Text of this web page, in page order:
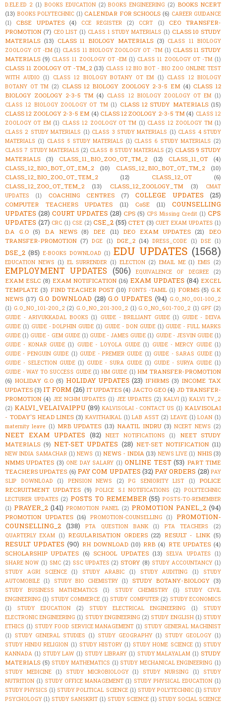
D.ELE.ED 2 (1) BOOKS EDUCATION (2) BOOKS ENGINEERING (2) BOOKS NCERT
(13) BOOKS POLYTECHNIC (1) CALENDAR FOR SCHOOLS (6) CAREER GUIDANCE
(1)
CBSE UPDATES (4) CCE REGISTER (2) CCRT (1)
CEO TRANSFER-
PROMOTION (7) CEO LIST (1) CLASS 1 STUDY MATERIALS (1) CLASS 10 STUDY
MATERIALS (13) CLASS 11 BIOLOGY MATERIALS (3) CLASS 11 BIOLOGY
ZOOLOGY OT -EM (1) CLASS 11 BIOLOGY ZOOLOGY OT -TM (1) CLASS 11 STUDY
MATERIALS (9) CLASS 11 ZOOLOGY OT -EM (1) CLASS 11 ZOOLOGY OT -TM (1)
CLASS 11 ZOOLOGY OT -TM_2 (13) CLASS 12 BIO BOT - BIO ZOO ONLINE TEST
WITH AUDIO (1) CLASS 12 BIOLOGY BOTANY OT EM (1) CLASS 12 BIOLOGY
BOTANY OT TM (2) CLASS 12 BIOLOGY ZOOLOGY 2-3-5 EM (4) CLASS 12
BIOLOGY ZOOLOGY 2-3-5 TM (4) CLASS 12 BIOLOGY ZOOLOGY OT EM (1)
CLASS 12 BIOLOGY ZOOLOGY OT TM (1) CLASS 12 STUDY MATERIALS (15)
CLASS 12 ZOOLOGY 2-3-5 EM (4) CLASS 12 ZOOLOGY 2-3-5 TM (4) CLASS 12
ZOOLOGY OT EM (1) CLASS 12 ZOOLOGY OT TM (1) CLASS 12 ZOOLOGY TM (1)
CLASS 2 STUDY MATERIALS (1) CLASS 3 STUDY MATERIALS (1) CLASS 4 STUDY
MATERIALS (1) CLASS 5 STUDY MATERIALS (1) CLASS 6 STUDY MATERIALS (2)
CLASS 7 STUDY MATERIALS (2) CLASS 8 STUDY MATERIALS (2) CLASS 9 STUDY
MATERIALS
(3) CLASS_11_BIO_ZOO_OT_TM_2 (12) CLASS_11_OT
(4)
CLASS_12_BIO_BOT_OT_EM_2
(10) CLASS_12_BIO_BOT_OT_TM_2
(10)
CLASS_12_BIO_ZOO_OT_TEM_2
(12) CLASS_12_OT
(6)
CLASS_12_ZOO_OT_TEM_2
(13) CLASS_12_ZOOLOGY_TM (3)
CMAT
UPDATES
(1) COACHING CENTRES (7) COLLEGE UPDATES (25)
COMPUTER TEACHERS UPDATES (11) CoSE (11)
COUNSELLING
UPDATES (28) COURT UPDATES (28) CPS (5) CPS Missing Credit (1) CPS
UPDATES (27) CRC (1) CSE (2) CSE_2 (55) CTET (3) CUET EXAM UPDATES (1)
D.A G.O (5) D.A NEWS (8) DEE (11) DEO EXAM UPDATES (21)
DEO
TRANSFER-PROMOTION (7) DGE (1) DGE_2 (14) DRESS_CODE (1) DSE (1)
DSE_2 (85) E-BOOKS DOWNLOAD (1) EDU UPDATES (1568)
EDUCATION NEWS (1) EL SURRENDER (1) ELECTION (2) EMAIL ME (1) EMIS (2)
EMPLOYMENT UPDATES (506) EQUIVALENCE OF DEGREE (2)
EXAM ESLC (8) EXAM NOTIFICATION (16) EXAM UPDATES (84) EXCEL
TEMPLATE (3) FIND TEACHER POST (10) FONTS -TAMIL (1) FORMS (5) G.K
NEWS (17) G.O DOWNLOAD (28) G.O UPDATES (94) G.O_NO_001-100_2
(1) G.O_NO_101-200_2 (2) G.O_NO_201-300_2 (1) G.O_NO_601-700_2 (1) GPF (2)
GUIDE - ARIVUKKADAL BOOKS (1) GUIDE - BRILLIANT GUIDE (1) GUIDE - DEIVA
GUIDE (1) GUIDE - DOLPHIN GUIDE (1) GUIDE - DON GUIDE (1) GUIDE - FULL MARKS
GUIDE (1) GUIDE - GEM GUIDE (1) GUIDE - JAMES GUIDE (1) GUIDE - JESVIN GUIDE (1)
GUIDE - KONAR GUIDE (1) GUIDE - LOYOLA GUIDE (1) GUIDE - MERCY GUIDE (1)
GUIDE - PENGUIN GUIDE (1) GUIDE - PREMIER GUIDE (1) GUIDE - SARAS GUIDE (1)
GUIDE - SELECTION GUIDE (1) GUIDE - SURA GUIDE (1) GUIDE - SURYA GUIDE (1)
GUIDE - WAY TO SUCCESS GUIDE (1) HM GUIDE (1) HM TRANSFER-PROMOTION
(6) HOLIDAY G.O (5) HOLIDAY UPDATES (23) IFHRMS (3) INCOME TAX
UPDATES (3) IT FORM (26) IT UPDATES (4) JACTO GEO (4) JD TRANSFER-
PROMOTION (4) JEE NCHM UPDATES (1) JEE UPDATES (2) KALVI (1) KALVI TV_2
(2) KALVI_VELAIVAIPPU (89) KALVISOLAI - CONTACT US (1) KALVISOLAI
- TODAY'S HEAD LINES (3) KAVITHAIKAL (1) LAB ASST (2) LEAVE (1) LOAN (1)
maternity leave (1) MRB UPDATES (13) NAATIL INDRU (3) NCERT NEWS (2)
NEET EXAM UPDATES (82) NEET NOTIFICATIONS (1)
NEET STUDY
MATERIALS (9) NET-SET UPDATES (28) NET-SET NOTIFICATION (11)
NEW INDIA SAMACHAR (1) NEWS (1) NEWS - INDIA (13) NEWS LIVE (1) NHIS (3)
NMMS UPDATES (3) ONE DAY SALARY (1) ONLINE TEST (53) PART TIME
TEACHERS UPDATES (6) PAY COM UPDATES (32) PAY ORDERS (28) PAY
SLIP DOWNLOAD
(1) PENSION NEWS (2) PG SENIORITY LIST (1)
POLICE
RECRUITMENT UPDATES (9) POLICE S.I NOTIFICATIONS (2) POLYTECHNIC
LECTURER UPDATES (2) POSTS TO REMEMBER (55) POSTS-TO-REMEMBER
(1) PRAYER_2 (141) PROMOTION PANEL (2) PROMOTION PANEL_2 (94)
PROMOTION UPDATES (16) PROMOTION-COUNSELLING (1)
PROMOTION-
COUNSELLING_2 (138) PTA QUESTION BANK (1) PTA TEACHERS
(2)
QUARTERLY EXAM (1) REGULARISATION ORDERS (22) RESULT - LINK (5)
RESULT UPDATES (90) RH DOWNLOAD (10) RRB (4) RTE UPDATES (4)
SCHOLARSHIP UPDATES (6) SCHOOL UPDATES (13) SELVA UPDATES
(1)
SHARE NOW (1) SMC (2) SSC UPDATES (2) STORY (8) STUDY ACCOUNTANCY (1)
STUDY AGRI SCIENCE
(1) STUDY ARABIC (1) STUDY AUDITING (1)
STUDY
AUTOMOBILE (1) STUDY BIO CHEMISTRY (1) STUDY BOTANY-BIOLOGY (3)
STUDY BUSINESS MATHEMATICS (1) STUDY CHEMISTRY (1)
STUDY CIVIL
ENGINEERING (1) STUDY COMMERCE (1) STUDY COMPUTER (2) STUDY ECONOMICS
(1)
STUDY EDUCATION (2) STUDY ELECTRICAL ENGINEERING (1)
STUDY
ELECTRONIC ENGINEERING (1) STUDY ENGINEERING (2) STUDY ENGLISH (1) STUDY
ETHICS (1) STUDY FOOD SERVICE MANAGEMENT (1) STUDY GENERAL MACHINIST
(1) STUDY GENERAL STUDIES (1) STUDY GEOGRAPHY (1) STUDY GEOLOGY (1)
STUDY HINDU RELIGION (1) STUDY HISTORY (1) STUDY HOME SCIENCE (1) STUDY
KANNADA (1) STUDY LAW (1) STUDY LIBRARY (1) STUDY MALAYALAM (1) STUDY
MATERIALS (5) STUDY MATHEMATICS (1) STUDY MECHANICAL ENGINEERING (1)
STUDY MEDICINE
(1) STUDY MICROBIOLOGY (1) STUDY NURSING (1)
STUDY
NUTRITION (1) STUDY OFFICE MANAGEMENT (1) STUDY PHYSICAL EDUCATION (1)
STUDY PHYSICS (1) STUDY POLITICAL SCIENCE (1) STUDY POLYTECHNIC (1) STUDY
PSYCHOLOGY (1) STUDY SANSKRIT (1) STUDY SCIENCE (1) STUDY SOCIAL SCIENCE